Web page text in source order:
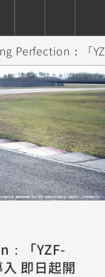
依排氣量
Sport
Heritage
XSR
700
550+
155
150
依排氣量
Family
BW'S
125
AXIS
Z /
Zii
125
125
瀏覽紀錄
Perfection：「
：「YZF-
即日起開